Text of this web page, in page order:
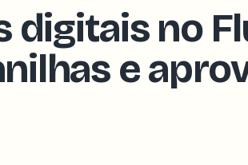
digitais no
e